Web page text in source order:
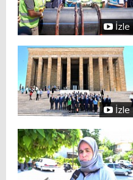
İzle
İzle